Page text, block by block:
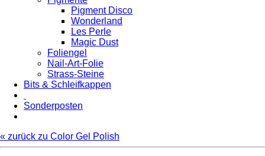
Pigment Disco
Wonderland
Les Perle
Magic Dust
Foliengel
Nail-Art-Folie
Strass-Steine
Bits & Schleifkappen
Sonderposten
« zurück zu Color Gel Polish